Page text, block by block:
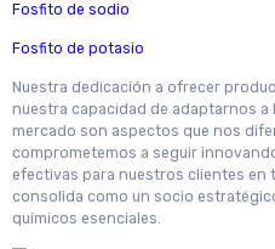
Fosfito de sodio
Fosfito de potasio
Nuestra dedicación a ofrecer
nuestra capacidad de adaptarnos a
mercado son aspectos que nos
comprometemos a seguir
efectivas para nuestros clientes en
consolida como un socio
químicos esenciales.